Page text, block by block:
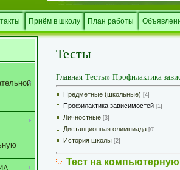
Приём в школу План работы
Тесты
Главная Тесты» Профилактика
Предметные (школьные) [4]
Профилактика зависимостей [1]
Личностные [3]
Дистанционная олимпиада [0]
История школы [2]
Тест на